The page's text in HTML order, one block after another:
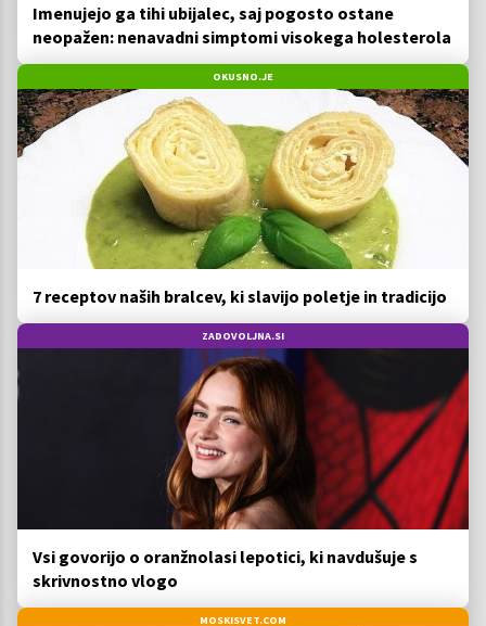
Imenujejo ga tihi ubijalec, saj pogosto ostane
neopažen: nenavadni simptomi visokega holesterola
OKUSNO.JE
7 receptov naših bralcev, ki slavijo poletje in tradicijo
ZADOVOLJNA.SI
Vsi govorijo o oranžnolasi lepotici, ki navdušuje s
skrivnostno vlogo
MOSKISVET.COM